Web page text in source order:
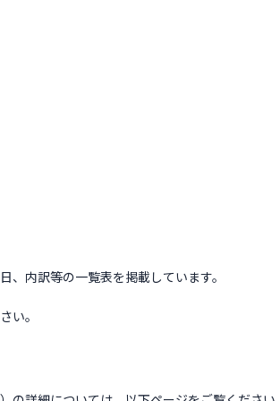
内訳等の一覧表を掲載しています。
い。